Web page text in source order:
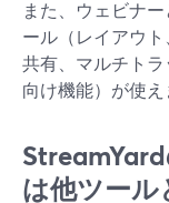
また、ウェビナ
ール（レイアウ
共有、マルチト
向け機能）が使え
は他ツール